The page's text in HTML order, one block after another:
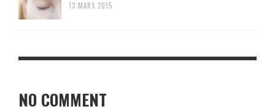
13 MARS 2015
NO COMMENT